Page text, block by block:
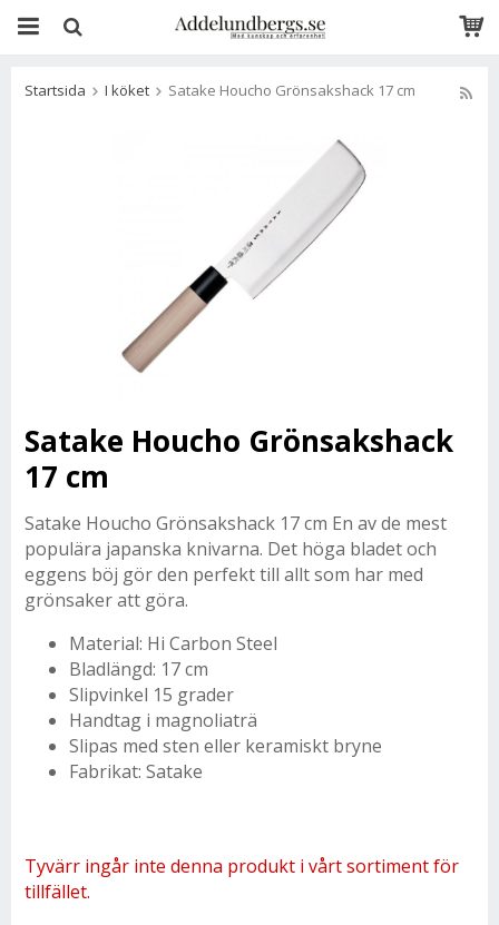
Startsida I köket Satake Houcho Grönsakshack 17 cm
Satake Houcho Grönsakshack
17 cm
Satake Houcho Grönsakshack 17 cm En av de mest
populära japanska knivarna. Det höga bladet och
eggens böj gör den perfekt till allt som har med
grönsaker att göra.
Material: Hi Carbon Steel
Bladlängd: 17 cm
Slipvinkel 15 grader
Handtag i magnoliaträ
Slipas med sten eller keramiskt bryne
Fabrikat: Satake
Tyvärr ingår inte denna produkt i vårt sortiment för
tillfället.